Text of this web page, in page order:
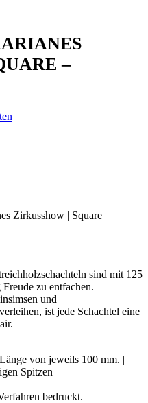
–
Zirkusshow | Square
sind mit 125
zu entfachen.
und
ist jede Schachtel eine
von jeweils 100 mm. |
Spitzen
bedruckt.